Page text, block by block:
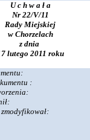
U c h w a ł a
Nr 22/V/11
Rady Miejskiej
w Chorzelach
z dnia
lutego 2011 roku
: